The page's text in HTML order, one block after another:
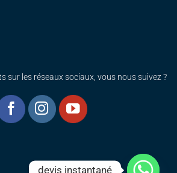
sur les réseaux sociaux, vous nous suivez ?
devis instantané